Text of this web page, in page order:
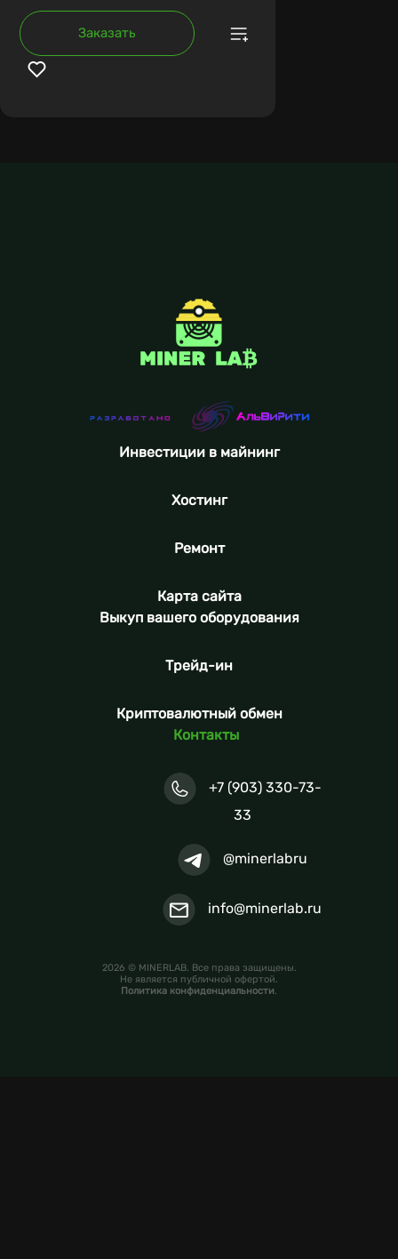
Заказать
Инвестиции в майнинг
Хостинг
Ремонт
Карта сайта
Выкуп вашего оборудования
Трейд-ин
Криптовалютный обмен
Контакты
+7 (903) 330-73-
33
@minerlabru
info@minerlab.ru
2026 © MINERLAB. Все права защищены.
Не является публичной офертой.
Политика конфиденциальности.